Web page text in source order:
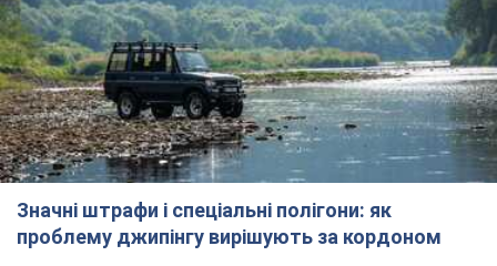
Значні штрафи і спеціальні полігони: як
проблему джипінгу вирішують за кордоном